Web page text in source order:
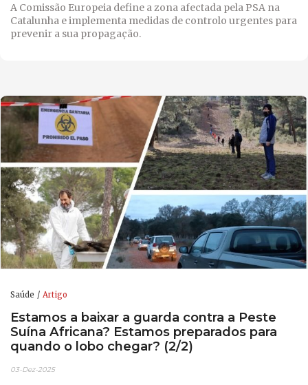
A Comissão Europeia define a zona afectada pela PSA na
Catalunha e implementa medidas de controlo urgentes para
prevenir a sua propagação.
Saúde Artigo
Estamos a baixar a guarda contra a Peste
Suína Africana? Estamos preparados para
quando o lobo chegar? (2/2)
03-Dez-2025